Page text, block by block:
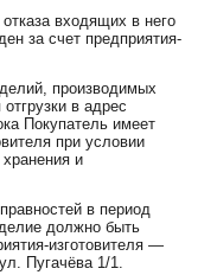
входящих в него
за счет предприятия-
производимых
в адрес
Покупатель имеет
при условии
и
в период
должно быть
изготовителя —
Пугачёва 1/1.